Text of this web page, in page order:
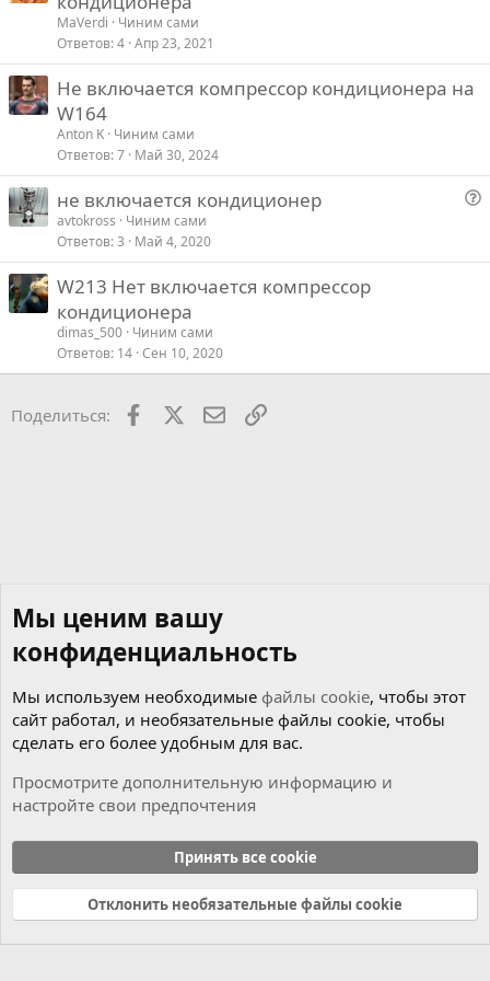
MaVerdi
Чиним сами
Ответов 4 Апр 23, 2021
Не включается компрессор кондиционера на
W164
Anton K Чиним сами
Ответов 7 Май 30, 2024
В
р
не включается кондиционер
avtokross
Чиним сами
Ответов 3 Май 4, 2020
W213 Нет включается компрессор
кондиционера
dimas_500 Чиним сами
Ответов 14 Сен 10, 2020
Поделиться: Facebook ПочтаСсылкой
Cookies
Russian (RU)
Связь с нами
Условия и правила
Политика конфиденциальности
Справка Главная
R
Мы ценим вашу
конфиденциальность
Мы используем необходимые файлы cookie, чтобы этот
сайт работал, и необязательные файлы cookie, чтобы
сделать его более удобным для вас.
Просмотрите дополнительную информацию и
настройте свои предпочтения
Принять все cookie
Отклонить необязательные файлы cookie